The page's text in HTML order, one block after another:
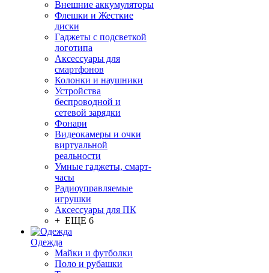
Внешние аккумуляторы
Флешки и Жесткие
диски
Гаджеты с подсветкой
логотипа
Аксессуары для
смартфонов
Колонки и наушники
Устройства
беспроводной и
сетевой зарядки
Фонари
Видеокамеры и очки
виртуальной
реальности
Умные гаджеты, смарт-
часы
Радиоуправляемые
игрушки
Аксессуары для ПК
+ ЕЩЕ 6
Одежда
Майки и футболки
Поло и рубашки